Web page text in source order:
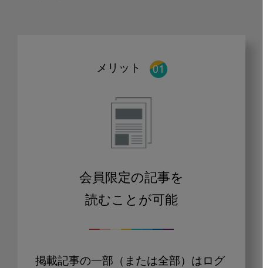
メリット
会員限定の記事を
読むことが可能
掲載記事の一部（または全部）はログ